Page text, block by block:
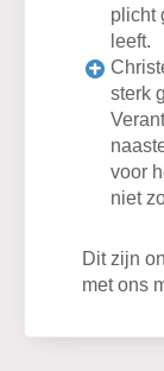
plicht
leeft.
sterk
voor
niet
Dit zijn
met ons